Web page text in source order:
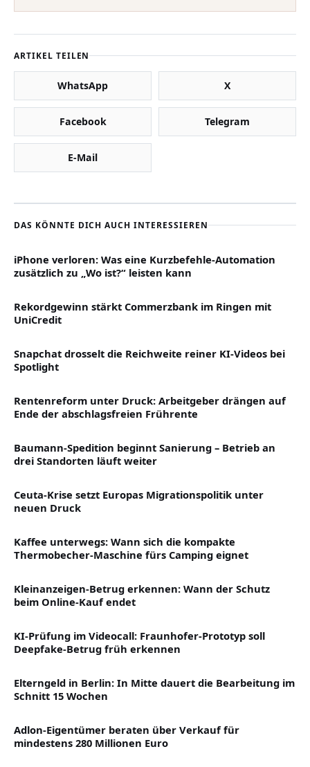
ARTIKEL TEILEN
WhatsApp X
Facebook Telegram
E-Mail
DAS KÖNNTE DICH AUCH INTERESSIEREN
iPhone verloren: Was eine Kurzbefehle-Automation
zusätzlich zu „Wo ist?“ leisten kann
Rekordgewinn stärkt Commerzbank im Ringen mit
UniCredit
Snapchat drosselt die Reichweite reiner KI-Videos bei
Spotlight
Rentenreform unter Druck: Arbeitgeber drängen auf
Ende der abschlagsfreien Frührente
Baumann-Spedition beginnt Sanierung – Betrieb an
drei Standorten läuft weiter
Ceuta-Krise setzt Europas Migrationspolitik unter
neuen Druck
Kaffee unterwegs: Wann sich die kompakte
Thermobecher-Maschine fürs Camping eignet
Kleinanzeigen-Betrug erkennen: Wann der Schutz
beim Online-Kauf endet
KI-Prüfung im Videocall: Fraunhofer-Prototyp soll
Deepfake-Betrug früh erkennen
Elterngeld in Berlin: In Mitte dauert die Bearbeitung im
Schnitt 15 Wochen
Adlon-Eigentümer beraten über Verkauf für
mindestens 280 Millionen Euro